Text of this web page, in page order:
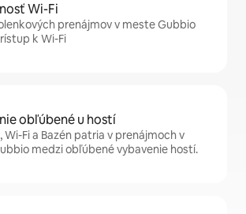
Wi-Fi
prenájmov v meste Gubbio
k Wi-Fi
obľúbené u hostí
Wi-Fi a Bazén patria v prenájmoch v
medzi obľúbené vybavenie hostí.